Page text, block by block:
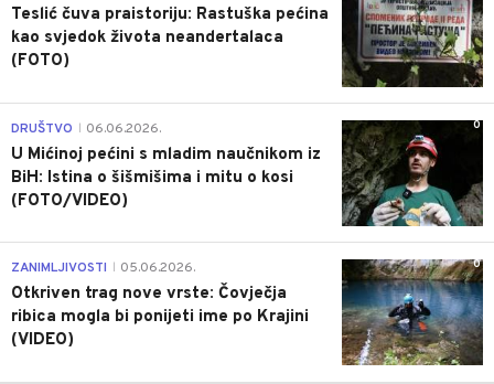
Teslić čuva praistoriju: Rastuška pećina
kao svjedok života neandertalaca
(FOTO)
0
DRUŠTVO 06.06.2026.
U Mićinoj pećini s mladim naučnikom iz
BiH: Istina o šišmišima i mitu o kosi
(FOTO/VIDEO)
0
ZANIMLJIVOSTI 05.06.2026.
Otkriven trag nove vrste: Čovječja
ribica mogla bi ponijeti ime po Krajini
(VIDEO)